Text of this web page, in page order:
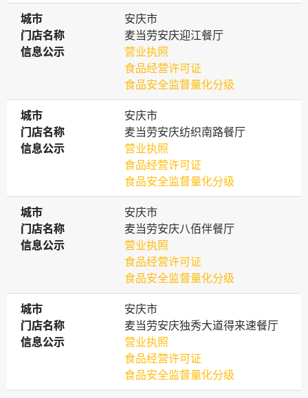
城市
城市
安庆市
门店名称
门店名称
麦当劳安庆迎江餐厅
信息公示
信息公示
营业执照
食品经营许可证
食品安全监督量化分级
城市
城市
安庆市
门店名称
门店名称
麦当劳安庆纺织南路餐厅
信息公示
信息公示
营业执照
食品经营许可证
食品安全监督量化分级
城市
城市
安庆市
门店名称
门店名称
麦当劳安庆八佰伴餐厅
信息公示
信息公示
营业执照
食品经营许可证
食品安全监督量化分级
城市
城市
安庆市
门店名称
门店名称
麦当劳安庆独秀大道得来速餐厅
信息公示
信息公示
营业执照
食品经营许可证
食品安全监督量化分级